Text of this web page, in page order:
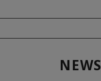
NEWS